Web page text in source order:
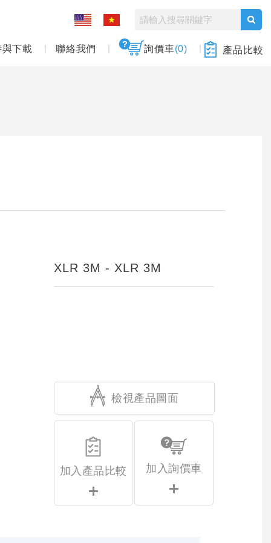
下載 聯絡我們 詢價車(0) 產品比較
XLR 3M - XLR 3M
檢視產品圖面
加入產品比較 加入詢價車